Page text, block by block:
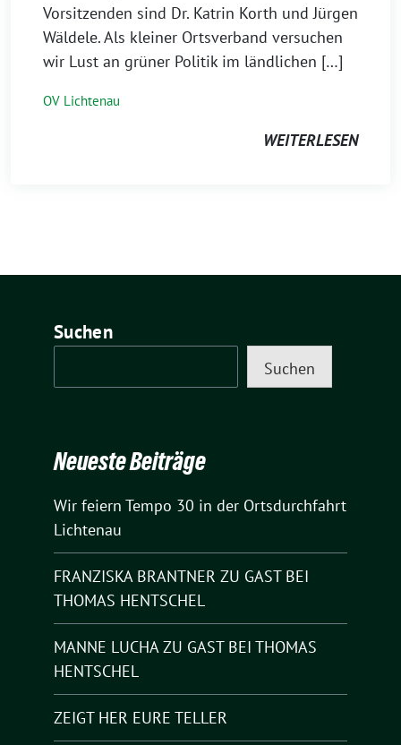
Vorsitzenden sind Dr. Katrin Korth und Jürgen
Wäldele. Als kleiner Ortsverband versuchen
wir Lust an grüner Politik im ländlichen […]
OV Lichtenau
WEITERLESEN
Suchen
Suchen
Neueste Beiträge
Wir feiern Tempo 30 in der Ortsdurchfahrt
Lichtenau
FRANZISKA BRANTNER ZU GAST BEI
THOMAS HENTSCHEL
MANNE LUCHA ZU GAST BEI THOMAS
HENTSCHEL
ZEIGT HER EURE TELLER